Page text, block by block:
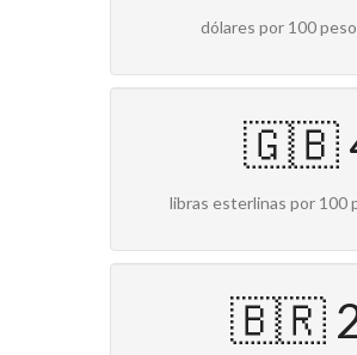
dólares por 100
🇬🇧
libras esterlinas por
🇧🇷